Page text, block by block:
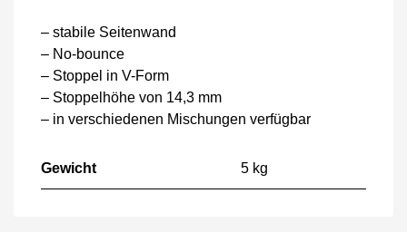
– stabile Seitenwand
– No-bounce
– Stoppel in V-Form
– Stoppelhöhe von 14,3 mm
– in verschiedenen Mischungen verfügbar
Gewicht 5 kg